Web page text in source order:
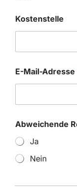
Kostenstelle
E-Mail-Adresse
Abweichende
Ja
Nein